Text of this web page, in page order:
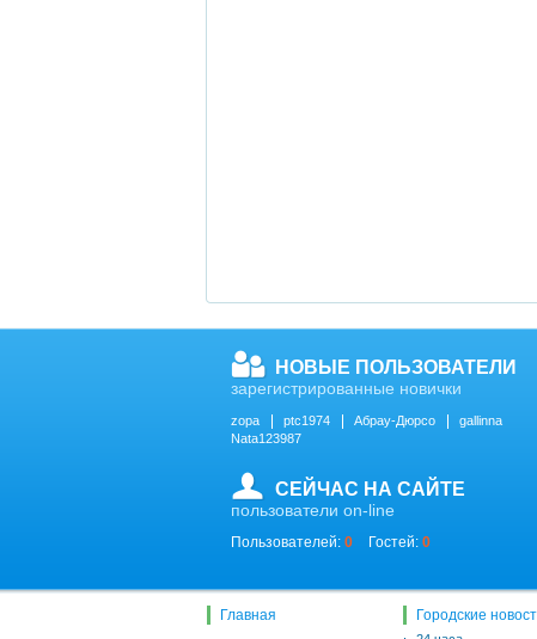
НОВЫЕ ПОЛЬЗОВАТЕЛИ
зарегистрированные новички
zopa ptc1974 Абрау-Дюрсо
gallinna
Nata123987
СЕЙЧАС НА САЙТЕ
пользователи on-line
Пользователей: 0 Гостей: 0
Главная Городские